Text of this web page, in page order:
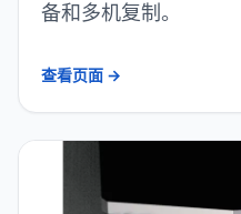
备和多机复制。
查看页面 →